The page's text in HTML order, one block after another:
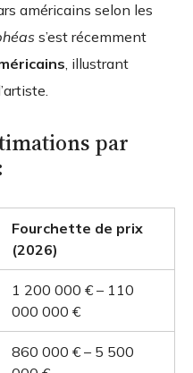
américains selon les
s’est récemment
, illustrant
par
Fourchette de prix
(2026)
1 200 000 € – 110
000 000 €
860 000 € – 5 500